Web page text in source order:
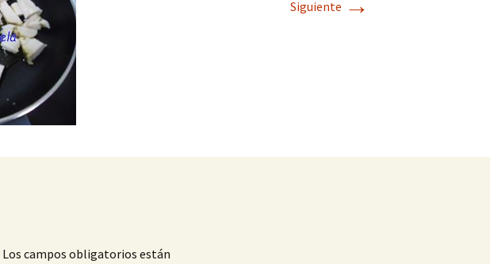
Siguiente
Los campos obligatorios están